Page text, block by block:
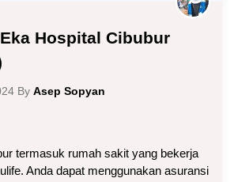
Hospital Cibubur
By Asep Sopyan
termasuk rumah sakit yang bekerja
Anda dapat menggunakan asuransi